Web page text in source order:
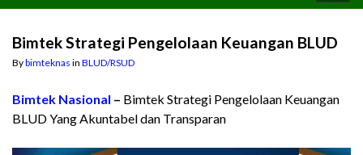
Bimtek Strategi Pengelolaan Keuangan BLUD
Bybimteknas in BLUD/RSUD
Bimtek Nasional – Bimtek Strategi Pengelolaan Keuangan
BLUD Yang Akuntabel dan Transparan